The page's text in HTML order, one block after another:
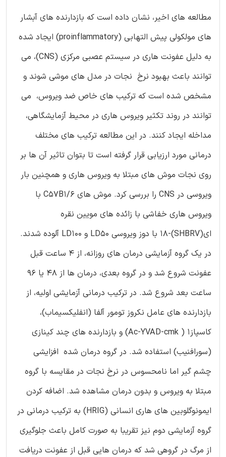
مطالعه های اخیر، نشان داده است که بازدارنده های آبشار
های مولکولی پیش التهابی (proinflammatory) ایجاد شده
به دلیل عفونت هاری در سیستم عصبی مرکزی (CNS)، می
توانند باعث بهبود نرخ نجات در مدل های موشی شوند و
مشخص شده است که ترکیب های خاص ضد ویروس، می
توانند در روند تکثیر ویروس هاری در محیط آزمایشگاهی،
مداخله ایجاد کنند. در این مطالعه ترکیب های مختلف
درمانی مورد ارزیابی قرار گرفته است تا بتوان تاثیر آن ها بر
روی نجات موش های مبتلا به ویروس هاری و همچنین بار
ویروسی در CNS را بررسی کرد. موش های C57B1/6 با
ویروس هاری خفاشی با زائده های مویین نقره
ای(SHBRV)-18 با دوز ویروسی LD50 و LD100 آلوده شدند.
در یک گروه آزمایشی درمان های روزانه، از 4 ساعت قبل
عفونت شروع شد و در گروه بعدی، درمان ها از 48 یا 96
ساعت بعد شروع شد. در ترکیب درمانی آزمایشی اولیه، از
بازدارنده های عامل نکروز تومور آلفا (انفلیکسیماب)،
کاسپاز1 ( Ac-YVAD-cmk) و بازدارنده های چند کینازی
(سورافنیب) استفاده شد. در گروه درمان شده افزایشی
چشم گیر اما نامحسوس در نرخ نجات در مقایسه با گروه
مبتلا به ویروس و بدون درمان مشاهده شد. اضافه کردن
ایمونوگلوبین های هاری انسانی (HRIG) به ترکیب درمانی در
گروه آزمایشی دوم نیز تقریبا به صورت کامل باعث جلوگیری
از مرگ در گروهی شد که درمان هایی قبل از عفونت دریافت